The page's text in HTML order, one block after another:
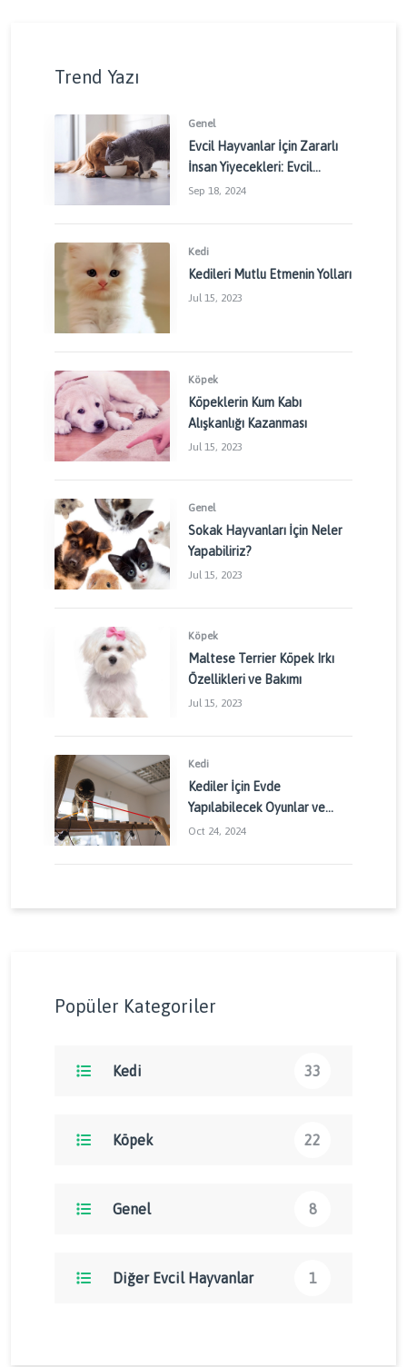
Trend Yazı
Genel
Evcil Hayvanlar İçin Zararlı
İnsan Yiyecekleri: Evcil
Dostlarınızı Korumak İçin
Sep 18, 2024
Kedi
Kedileri Mutlu Etmenin Yolları
Jul 15, 2023
Köpek
Köpeklerin Kum Kabı
Alışkanlığı Kazanması
Jul 15, 2023
Genel
Sokak Hayvanları İçin Neler
Yapabiliriz?
Jul 15, 2023
Köpek
Maltese Terrier Köpek Irkı
Özellikleri ve Bakımı
Jul 15, 2023
Kedi
Kediler İçin Evde
Yapılabilecek Oyunlar ve
Aktiviteler: Kedinizin
Oct 24, 2024
Popüler Kategoriler
Kedi 33
Köpek 22
Genel 8
Diğer Evcil Hayvanlar 1